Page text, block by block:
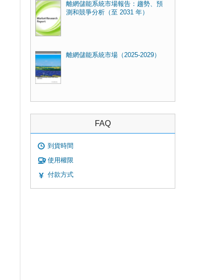
離網儲能系統市場報告：趨勢、預
測和競爭分析（至 2031 年）
離網儲能系統市場（2025-2029）
FAQ
到貨時間
使用權限
付款方式